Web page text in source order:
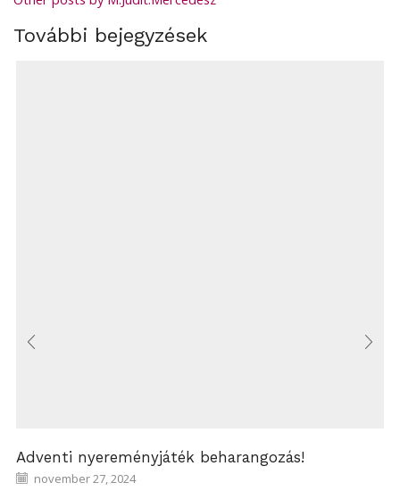
További bejegyzések
Adventi nyereményjáték beharangozás!
november 27, 2024